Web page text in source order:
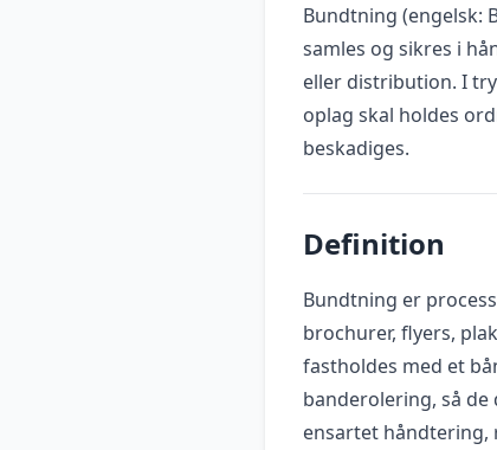
Bundtning (engelsk:
samles og sikres i
eller distribution. I
oplag skal holdes
beskadiges.
Definition
Bundtning er
brochurer, flyers,
fastholdes med et
banderolering, så
ensartet